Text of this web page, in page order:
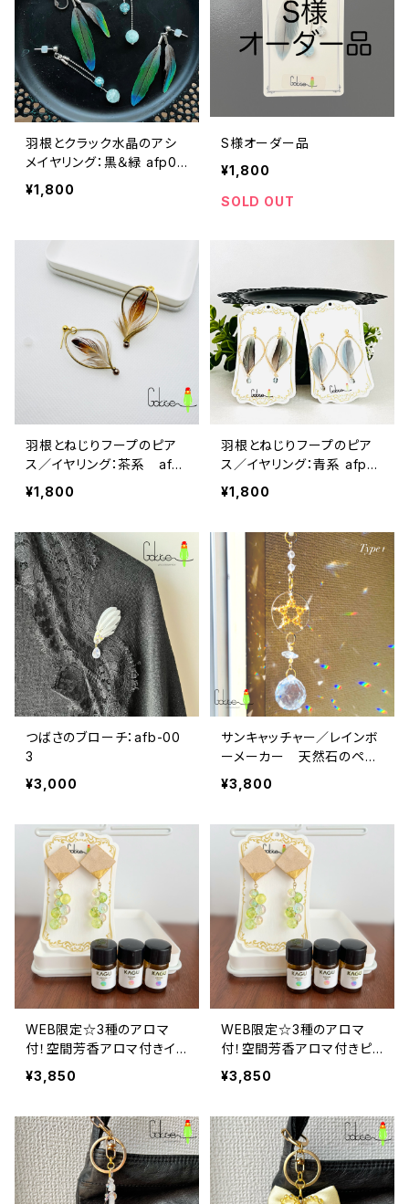
羽根とクラック水晶のアシ
メイヤリング：黒＆緑 afp00
5BK【浄化・願いが叶う?!】
《アレルギー対応》
¥1,800
S様オーダー品
¥1,800
SOLD OUT
羽根とねじりフープのピア
ス／イヤリング：茶系 afp
y009BR《アレルギー対応》
¥1,800
羽根とねじりフープのピア
ス／イヤリング：青系 afpy
009BL《アレルギー対応》
¥1,800
つばさのブローチ：afb-00
3
¥3,000
サンキャッチャー／レインボ
ーメーカー 天然石のペン
タグラム：bsc-007
¥3,800
WEB限定☆3種のアロマ
付！空間芳香アロマ付きイ
ヤリング
¥3,850
WEB限定☆3種のアロマ
付！空間芳香アロマ付きピ
アス《アレルギー対応》
¥3,850